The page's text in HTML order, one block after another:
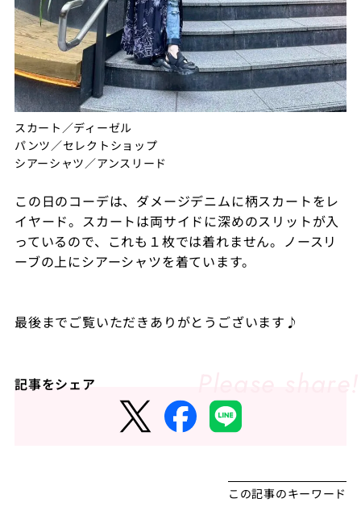
スカート／ディーゼル
パンツ／セレクトショップ
シアーシャツ／アンスリード
この日のコーデは、ダメージデニムに柄スカートをレ
イヤード。スカートは両サイドに深めのスリットが入
っているので、これも１枚では着れません。ノースリ
ーブの上にシアーシャツを着ています。
最後までご覧いただきありがとうございます♪
記事をシェア
この記事のキーワード